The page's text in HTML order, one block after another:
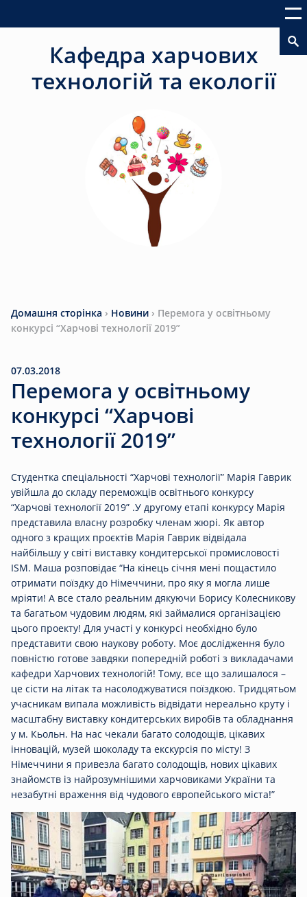
Кафедра харчових
технологій та екології
Домашня сторінка › Новини › Перемога у освітньому
конкурсі “Харчові технології 2019”
07.03.2018
Перемога у освітньому
конкурсі “Харчові
технології 2019”
Студентка спеціальності “Харчові технології” Марія Гаврик
увійшла до складу переможців освітнього конкурсу
“Харчові технології 2019” .У другому етапі конкурсу Марія
представила власну розробку членам жюрі. Як автор
одного з кращих проєктів Марія Гаврик відвідала
найбільшу у світі виставку кондитерської промисловості
ISM. Маша розповідає “На кінець січня мені пощастило
отримати поїздку до Німеччини, про яку я могла лише
мріяти! А все стало реальним дякуючи Борису Колесникову
та багатьом чудовим людям, які займалися організацією
цього проекту! Для участі у конкурсі необхідно було
представити свою наукову роботу. Моє дослідження було
повністю готове завдяки попередній роботі з викладачами
кафедри Харчових технологій! Тому, все що залишалося –
це сісти на літак та насолоджуватися поїздкою. Тридцятьом
учасникам випала можливість відвідати нереально круту і
масштабну виставку кондитерських виробів та обладнання
у м. Кьольн. На нас чекали багато солодощів, цікавих
інновацій, музей шоколаду та екскурсія по місту! З
Німеччини я привезла багато солодощів, нових цікавих
знайомств із найрозумнішими харчовиками України та
незабутні враження від чудового європейського міста!”